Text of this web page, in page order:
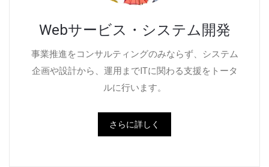
Webサービス・システム開発
事業推進をコンサルティングのみならず、システム
企画や設計から、運用までITに関わる支援をトータ
ルに行います。
さらに詳しく